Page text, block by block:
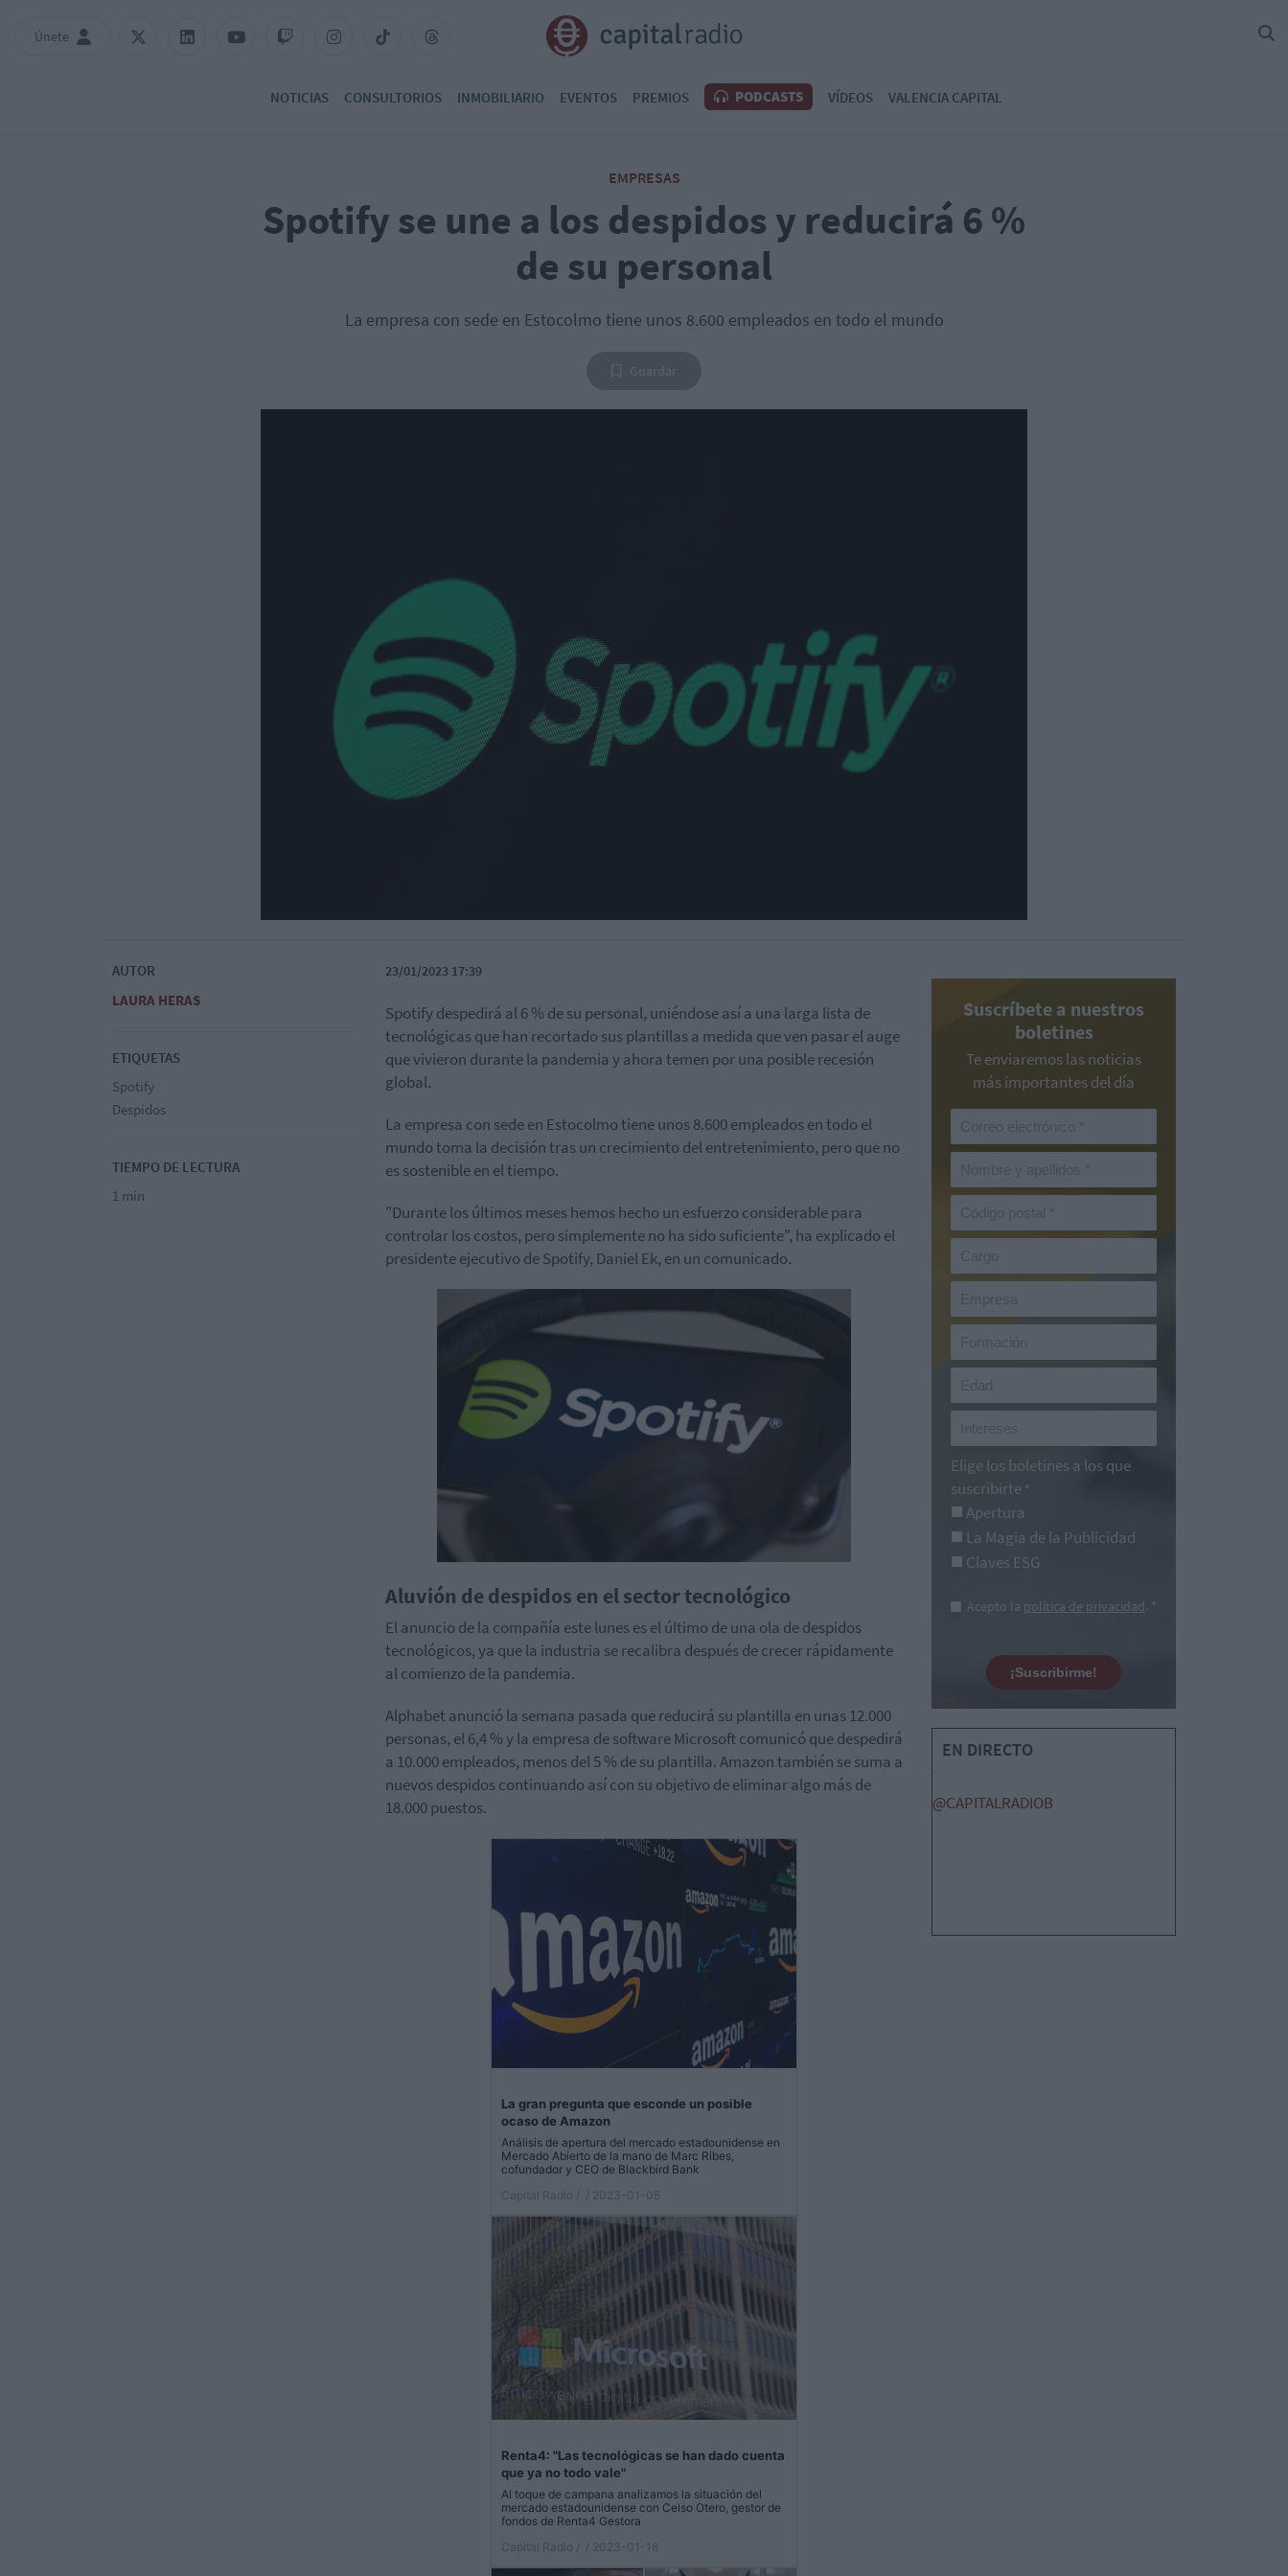
Únete
NOTICIAS CONSULTORIOS INMOBILIARIO EVENTOS PREMIOS PODCASTS VÍDEOS VALENCIA CAPITAL
EMPRESAS
Spotify se une a los despidos y reducirá 6 %
de su personal
La empresa con sede en Estocolmo tiene unos 8.600 empleados en todo el mundo
AUTOR
LAURA HERAS
ETIQUETAS
Spotify
Despidos
TIEMPO DE LECTURA
1 min
23/01/2023 17:39
Spotify despedirá al 6 % de su personal, uniéndose así a una larga lista de
tecnológicas que han recortado sus plantillas a medida que ven pasar el auge
que vivieron durante la pandemia y ahora temen por una posible recesión
global.
La empresa con sede en Estocolmo tiene unos 8.600 empleados en todo el
mundo toma la decisión tras un crecimiento del entretenimiento, pero que no
es sostenible en el tiempo.
"Durante los últimos meses hemos hecho un esfuerzo considerable para
controlar los costos, pero simplemente no ha sido suficiente", ha explicado el
presidente ejecutivo de Spotify, Daniel Ek, en un comunicado.
Aluvión de despidos en el sector tecnológico
El anuncio de la compañía este lunes es el último de una ola de despidos
tecnológicos, ya que la industria se recalibra después de crecer rápidamente
al comienzo de la pandemia.
Alphabet anunció la semana pasada que reducirá su plantilla en unas 12.000
personas, el 6,4 % y la empresa de software Microsoft comunicó que despedirá
a 10.000 empleados, menos del 5 % de su plantilla. Amazon también se suma a
nuevos despidos continuando así con su objetivo de eliminar algo más de
18.000 puestos.
La gran pregunta que esconde un posible
ocaso de Amazon
Análisis de apertura del mercado estadounidense en
Mercado Abierto de la mano de Marc Ribes,
cofundador y CEO de Blackbird Bank
Capital Radio /
/ 2023-01-05
Renta4: "Las tecnológicas se han dado cuenta
que ya no todo vale"
Al toque de campana analizamos la situación del
mercado estadounidense con Celso Otero, gestor de
fondos de Renta4 Gestora
Capital Radio /
/ 2023-01-18
Suscríbete a nuestros
boletines
Te enviaremos las noticias
más importantes del día
Elige los boletines a los que
suscribirte *
Apertura
La Magia de la Publicidad
Claves ESG
Acepto la política de privacidad. *
¡Suscribirme!
EN DIRECTO
@CAPITALRADIOB